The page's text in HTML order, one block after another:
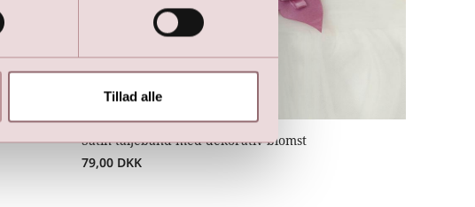
Tillad alle
Satin taljebånd med dekorativ blomst
79,00 DKK